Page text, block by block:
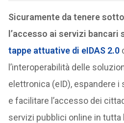
Sicuramente da tenere
l’accesso ai servizi bancari
tappe attuative di eIDAS 2.0
l’interoperabilità delle
elettronica (eID), espandere
e facilitare l’accesso dei
servizi pubblici online in tutta